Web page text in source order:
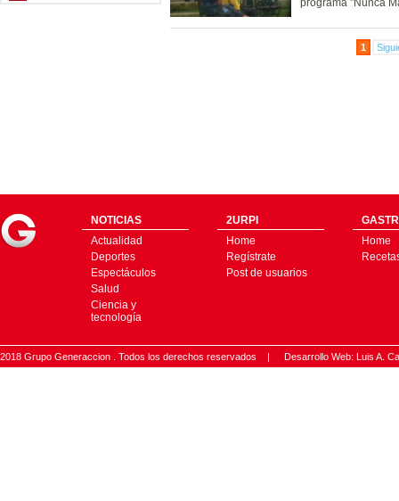
programa "Nunca
1
NOTICIAS
Actualidad
Deportes
Espectáculos
Salud
Ciencia y
tecnología
2URPI
Home
Regístrate
Post de usuarios
Home
2018 Grupo Generaccion . Todos los derechos reservados | Desarrollo Web: Luis